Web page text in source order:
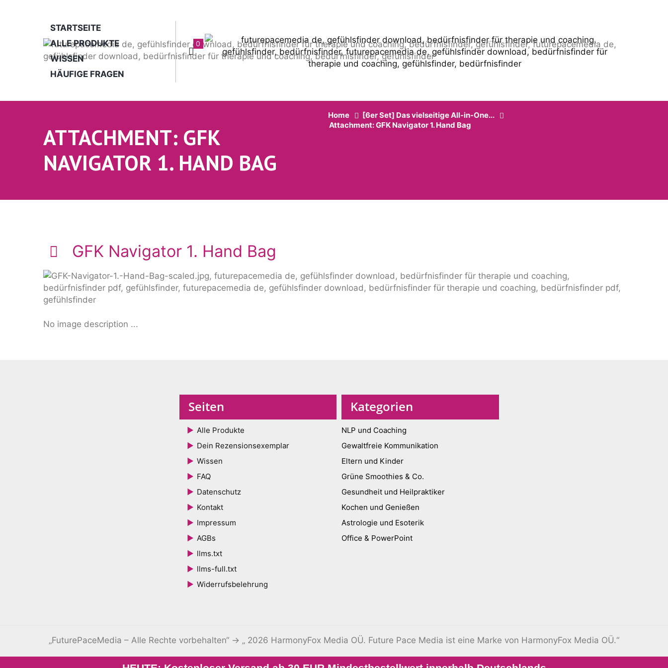
STARTSEITE
ALLE PRODUKTE
WISSEN
HÄUFIGE FRAGEN
0
ATTACHMENT: GFK
NAVIGATOR 1. HAND BAG
Home
[6er Set] Das vielseitige All-in-One...
Attachment: GFK Navigator 1. Hand Bag
GFK Navigator 1. Hand Bag
No image description ...
Seiten
Alle Produkte
Dein Rezensionsexemplar
Wissen
FAQ
Datenschutz
Kontakt
Impressum
AGBs
llms.txt
llms-full.txt
Widerrufsbelehrung
Kategorien
NLP und Coaching
Gewaltfreie Kommunikation
Eltern und Kinder
Grüne Smoothies & Co.
Gesundheit und Heilpraktiker
Kochen und Genießen
Astrologie und Esoterik
Office & PowerPoint
„FuturePaceMedia – Alle Rechte vorbehalten“ → „ 2026 HarmonyFox Media OÜ. Future Pace Media ist eine Marke von HarmonyFox Media OÜ.“